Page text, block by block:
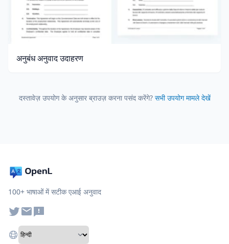
अनुबंध अनुवाद उदाहरण
दस्तावेज़ उपयोग के अनुसार ब्राउज़ करना पसंद करेंगे? सभी उपयोग मामले देखें
100+ भाषाओं में सटीक एआई अनुवाद